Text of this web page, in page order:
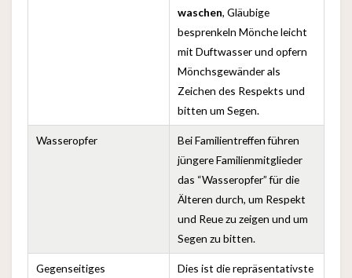
waschen, Gläubige
besprenkeln Mönche leicht
mit Duftwasser und opfern
Mönchsgewänder als
Zeichen des Respekts und
bitten um Segen.
Wasseropfer
Bei Familientreffen führen
jüngere Familienmitglieder
das “Wasseropfer” für die
Älteren durch, um Respekt
und Reue zu zeigen und um
Segen zu bitten.
Gegenseitiges
Dies ist die repräsentativste